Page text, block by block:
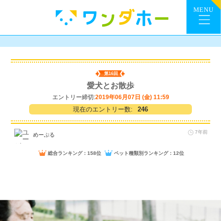
第16回
愛犬とお散歩
エントリー締切:2019年06月07日 (金) 11:59
現在のエントリー数: 246
めーぷる 7年前
総合ランキング：158位 ペット種類別ランキング：12位